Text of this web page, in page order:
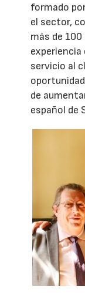
formado
el sector,
más de
servicio al
de
español de